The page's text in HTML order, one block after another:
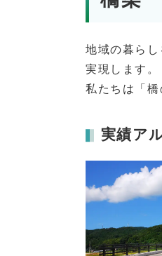
地域の暮ら
実現します。
私たちは「
実績ア